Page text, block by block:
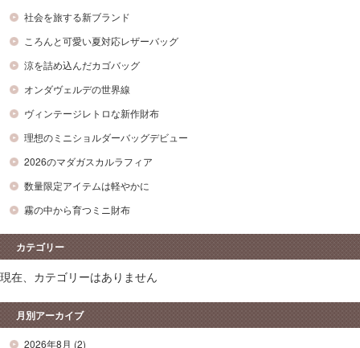
社会を旅する新ブランド
ころんと可愛い夏対応レザーバッグ
涼を詰め込んだカゴバッグ
オンダヴェルデの世界線
ヴィンテージレトロな新作財布
理想のミニショルダーバッグデビュー
2026のマダガスカルラフィア
数量限定アイテムは軽やかに
霧の中から育つミニ財布
カテゴリー
現在、カテゴリーはありません
月別アーカイブ
2026年8月 (2)